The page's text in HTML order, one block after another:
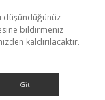
düşündüğünüz
bildirmeniz
kaldırılacaktır.